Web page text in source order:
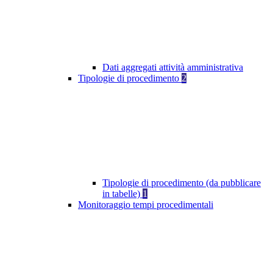
Dati aggregati attività amministrativa
Tipologie di procedimento 2
Tipologie di procedimento (da pubblicare
in tabelle) 1
Monitoraggio tempi procedimentali